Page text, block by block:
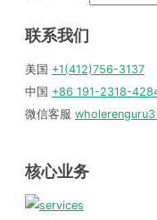
联系我们
美国 +1(412)756-3137
中国 +86 191-2318-
微信客服 wholerenguru3
核心业务